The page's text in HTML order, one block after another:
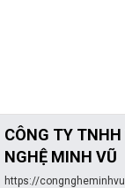
CÔNG TY
NGHỆ MINH VŨ
https://